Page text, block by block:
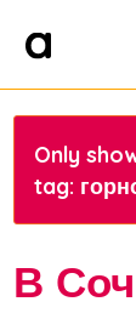
Only
tag:
В